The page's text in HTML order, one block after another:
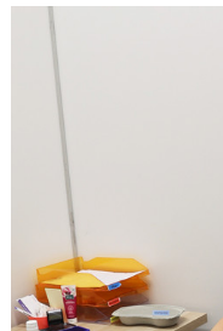
unsere Besucher
Zweck:
Erhebung von